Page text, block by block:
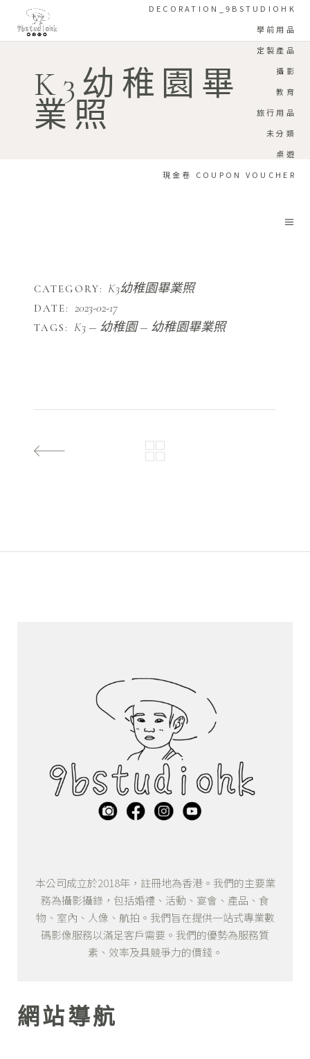
DECORATION_9BSTUDIOHK
學前用品
定製產品
攝影
教育
旅行用品
未分類
桌遊
現金卷 COUPON VOUCHER
K3幼稚園畢
業照
CATEGORY: K3幼稚園畢業照
DATE: 2023-02-17
TAGS: K3 幼稚園 幼稚園畢業照
本公司成立於2018年，註冊地為香港。我們的主要業
務為攝影攝錄，包括婚禮、活動、宴會、產品、食
物、室內、人像、航拍。我們旨在提供一站式專業數
碼影像服務以滿足客戶需要。我們的優勢為服務質
素、效率及具競爭力的價錢。
網站導航